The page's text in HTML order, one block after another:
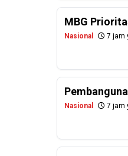
MBG
Nasional 7 jam
Nasional 7 jam